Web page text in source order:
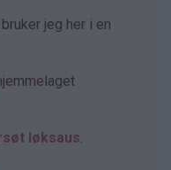
jeg her i en
løksaus.